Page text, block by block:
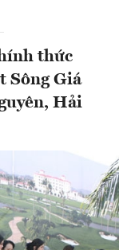
thức
Sông Giá
Hải